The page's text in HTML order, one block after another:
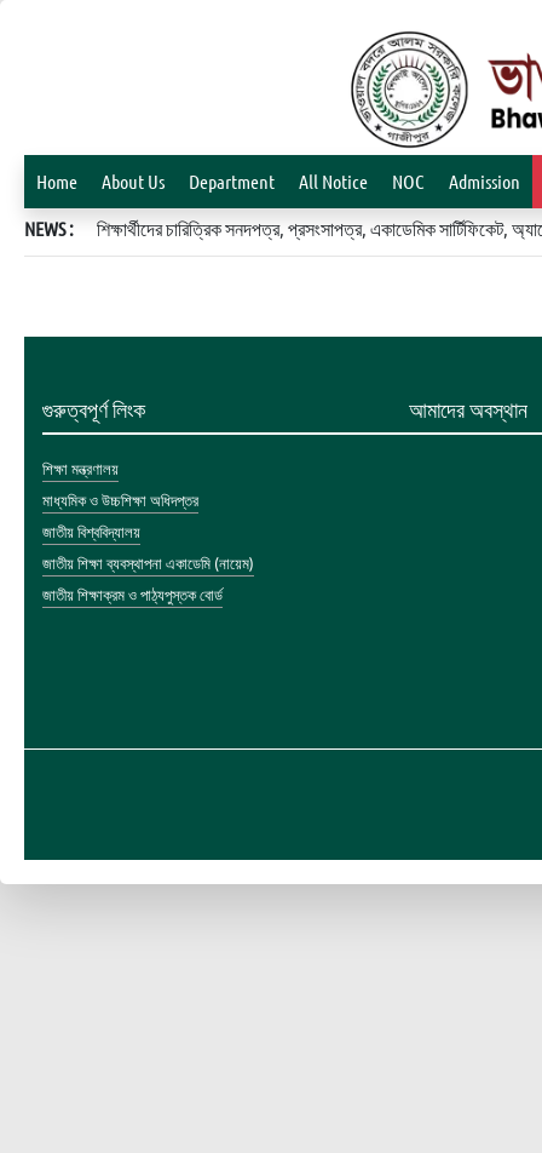
Home About Us Department All Notice NOC Admission
NEWS : শিক্ষার্থীদের চারিত্রিক সনদপত্র, প্রসংসাপত্র, একাডেমিক
গুরুত্বপূর্ণ লিংক
শিক্ষা মন্ত্রণালয়
মাধ্যমিক ও উচ্চশিক্ষা অধিদপ্তর
জাতীয় বিশ্ববিদ্যালয়
জাতীয় শিক্ষা ব্যবস্থাপনা একাডেমি (নায়েম)
জাতীয় শিক্ষাক্রম ও পাঠ্যপুস্তক বোর্ড
আমাদের অবস্থান